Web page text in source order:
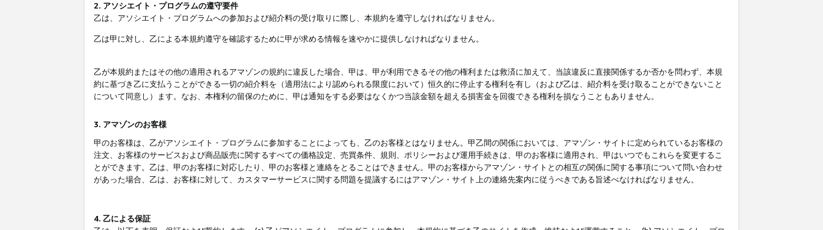
2. アソシエイト・プログラムの遵守要件
乙は、アソシエイト・プログラムへの参加および紹介料の受け取りに際し、本規約を遵守しなければなりません。
乙は甲に対し、乙による本規約遵守を確認するために甲が求める情報を速やかに提供しなければなりません。
乙が本規約またはその他の適用されるアマゾンの規約に違反した場合、甲は、甲が利用できるその他の権利または救済に加えて、当該違反に直接関係するか否かを問わず、本規
約に基づき乙に支払うことができる一切の紹介料を（適用法により認められる限度において）恒久的に停止する権利を有し（および乙は、紹介料を受け取ることができないこと
について同意し）ます。なお、本権利の留保のために、甲は通知をする必要はなくかつ当該金額を超える損害金を回復できる権利を損なうこともありません。
3. アマゾンのお客様
甲のお客様は、乙がアソシエイト・プログラムに参加することによっても、乙のお客様とはなりません。甲乙間の関係においては、アマゾン・サイトに定められているお客様の
注文、お客様のサービスおよび商品販売に関するすべての価格設定、売買条件、規則、ポリシーおよび運用手続きは、甲のお客様に適用され、甲はいつでもこれらを変更するこ
とができます。乙は、甲のお客様に対応したり、甲のお客様と連絡をとることはできません。甲のお客様からアマゾン・サイトとの相互の関係に関する事項について問い合わせ
があった場合、乙は、お客様に対して、カスタマーサービスに関する問題を提議するにはアマゾン・サイト上の連絡先案内に従うべきである旨述べなければなりません。
4. 乙による保証